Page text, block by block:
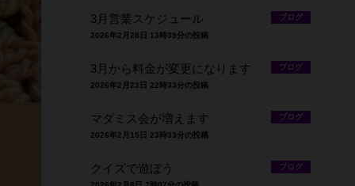
ブログ
3月営業スケジュール
2026年2月28日 13時39分の投稿
ブログ
3月から料金が変更になります
2026年2月23日 22時33分の投稿
ブログ
マダミス会が増えます
2026年2月15日 23時33分の投稿
ブログ
クイズで遊ぼう